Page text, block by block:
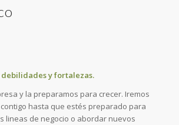
y fortalezas.
y la preparamos para crecer. Iremos
hasta que estés preparado para
lineas de negocio o abordar nuevos